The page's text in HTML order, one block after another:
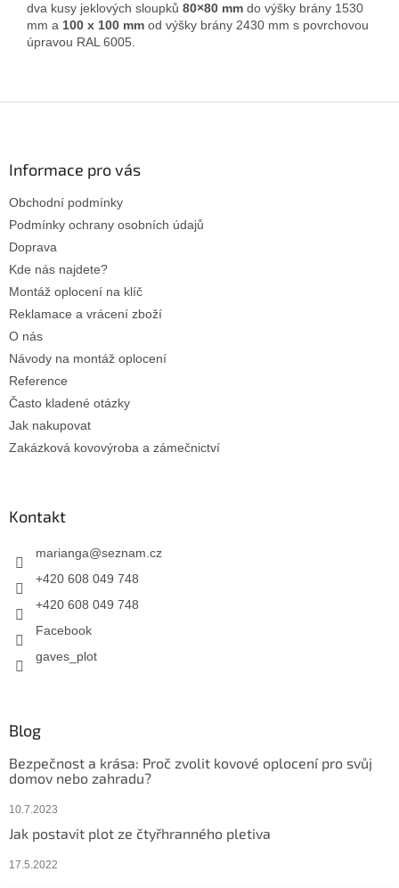
dva kusy jeklových sloupků 80×80 mm do výšky brány 1530
mm a 100 x 100 mm od výšky brány 2430 mm s povrchovou
úpravou RAL 6005.
Informace pro vás
Obchodní podmínky
Podmínky ochrany osobních údajů
Doprava
Kde nás najdete?
Montáž oplocení na klíč
Reklamace a vrácení zboží
O nás
Návody na montáž oplocení
Reference
Často kladené otázky
Jak nakupovat
Zakázková kovovýroba a zámečnictví
Kontakt
marianga@seznam.cz
+420 608 049 748
+420 608 049 748
Facebook
gaves_plot
Blog
Bezpečnost a krása: Proč zvolit kovové oplocení pro svůj
domov nebo zahradu?
10.7.2023
Jak postavit plot ze čtyřhranného pletiva
17.5.2022